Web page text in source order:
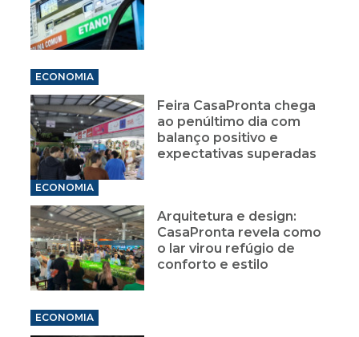
ECONOMIA
Feira CasaPronta chega
ao penúltimo dia com
balanço positivo e
expectativas superadas
ECONOMIA
Arquitetura e design:
CasaPronta revela como
o lar virou refúgio de
conforto e estilo
ECONOMIA